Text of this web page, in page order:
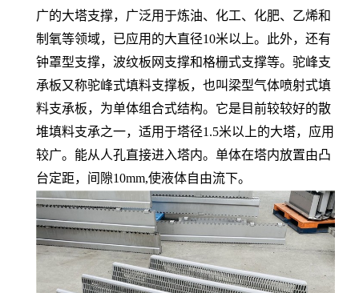
广的大塔支撑，广泛用于炼油、化工、化肥、乙烯和
制氧等领域，已应用的大直径10米以上。此外，还有
钟罩型支撑，波纹板网支撑和格栅式支撑等。驼峰支
承板又称驼峰式填料支撑板，也叫梁型气体喷射式填
料支承板，为单体组合式结构。它是目前较较好的散
堆填料支承之一，适用于塔径1.5米以上的大塔，应用
较广。能从人孔直接进入塔内。单体在塔内放置由凸
台定距，间隙10mm,使液体自由流下。